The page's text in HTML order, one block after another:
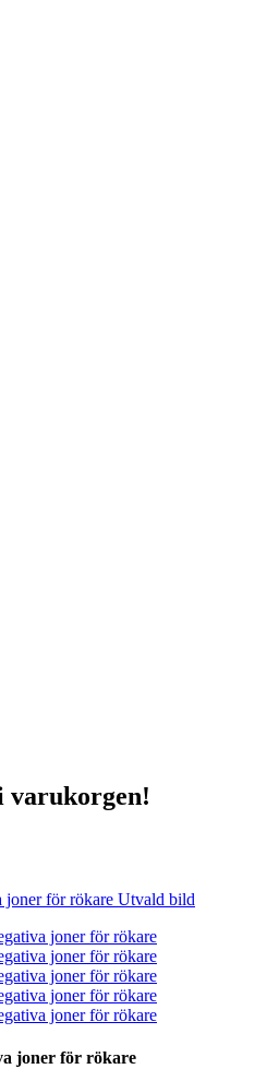
varukorgen!
joner för rökare